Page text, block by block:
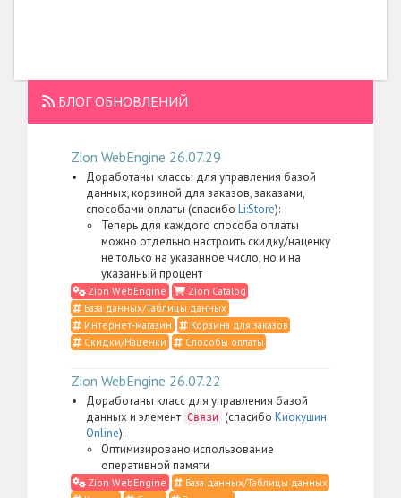
БЛОГ ОБНОВЛЕНИЙ
Zion WebEngine 26.07.29
Доработаны классы для управления базой
данных, корзиной для заказов, заказами,
способами оплаты (спасибо Li:Store):
Теперь для каждого способа оплаты
можно отдельно настроить скидку/наценку
не только на указанное число, но и на
указанный процент
Zion WebEngine
Zion Catalog
База данных/Таблицы данных
Интернет-магазин
Корзина для заказов
Скидки/Наценки
Способы оплаты
Zion WebEngine 26.07.22
Доработаны класс для управления базой
данных и элемент Связи (спасибо Киокушин
Online):
Оптимизировано использование
оперативной памяти
Zion WebEngine
База данных/Таблицы данных